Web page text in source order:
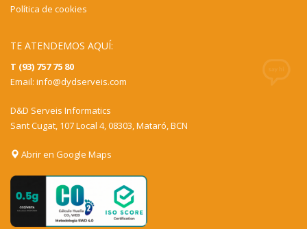
Política de cookies
TE ATENDEMOS AQUÍ:
T (93) 757 75 80
Email: info@dydserveis.com
D&D Serveis Informatics
Sant Cugat, 107 Local 4, 08303, Mataró, BCN
Abrir en Google Maps